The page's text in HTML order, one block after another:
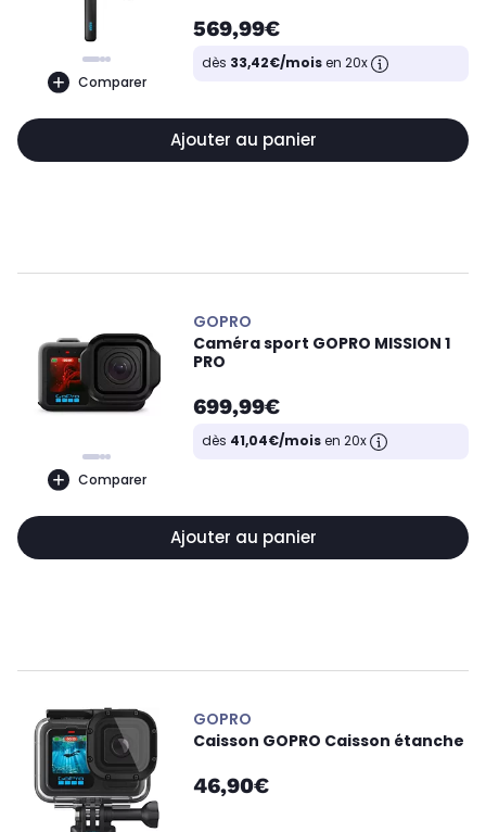
Comparer
569,99€
dès 33,42€/moisen 20x
Ajouter au panier
Comparer
GOPRO
Caméra sport GOPRO MISSION 1
PRO
699,99€
dès 41,04€/moisen 20x
Ajouter au panier
GOPRO
Caisson GOPRO Caisson étanche
46,90€